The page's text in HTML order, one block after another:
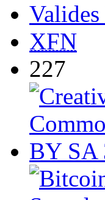
Valides
XFN
227